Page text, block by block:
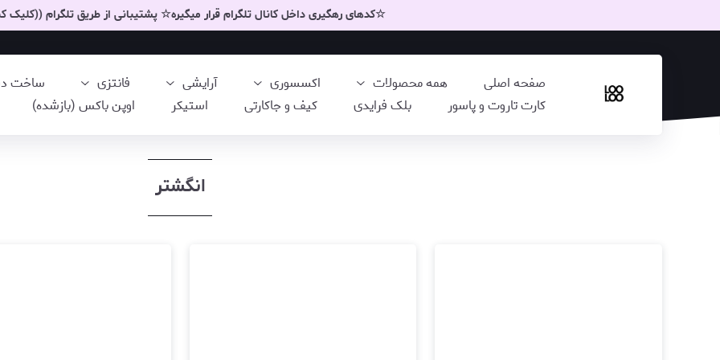
☆کدهای رهگیری داخل کانال تلگرام قرار میگیره☆ پشتیبانی از طریق تلگرام ((کلیک
صفحه اصلی همه محصولات اکسسوری آرایشی فانتزی
ساخت
کارت تاروت و پاسور
بلک فرایدی کیف و جاکارتی استیکر اوپن باکس (بازشده)
انگشتر